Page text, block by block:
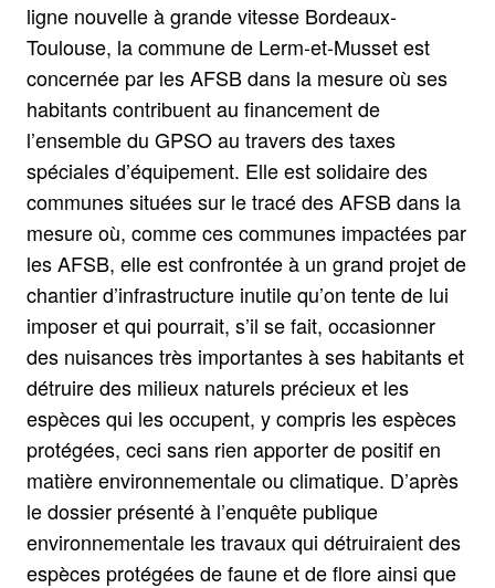
ligne nouvelle à grande vitesse Bordeaux-
Toulouse, la commune de Lerm-et-Musset est
concernée par les AFSB dans la mesure où ses
habitants contribuent au financement de
l’ensemble du GPSO au travers des taxes
spéciales d’équipement. Elle est solidaire des
communes situées sur le tracé des AFSB dans la
mesure où, comme ces communes impactées par
les AFSB, elle est confrontée à un grand projet de
chantier d’infrastructure inutile qu’on tente de lui
imposer et qui pourrait, s’il se fait, occasionner
des nuisances très importantes à ses habitants et
détruire des milieux naturels précieux et les
espèces qui les occupent, y compris les espèces
protégées, ceci sans rien apporter de positif en
matière environnementale ou climatique. D’après
le dossier présenté à l’enquête publique
environnementale les travaux qui détruiraient des
espèces protégées de faune et de flore ainsi que